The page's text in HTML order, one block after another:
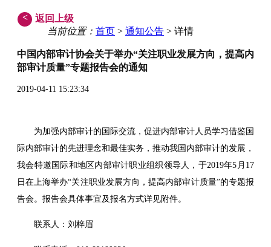
<
返回上级
当前位置： 首页 > 通知公告 > 详情
中国内部审计协会关于举办“关注职业发展方向，提高内
部审计质量”专题报告会的通知
2019-04-11 15:23:34
为加强内部审计的国际交流，促进内部审计人员学习借鉴国
际内部审计的先进理念和最佳实务，推动我国内部审计的发展，
我会特邀国际和地区内部审计职业组织领导人，于2019年5月17
日在上海举办“关注职业发展方向，提高内部审计质量”的专题报
告会。报告会具体事宜及报名方式详见附件。
联系人：刘梓眉